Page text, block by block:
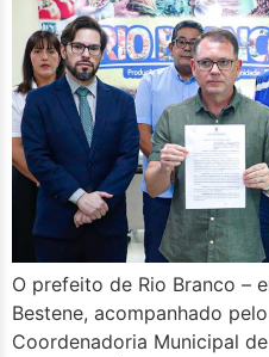
O prefeito de Rio Branco –
Bestene, acompanhado
Coordenadoria Municipal